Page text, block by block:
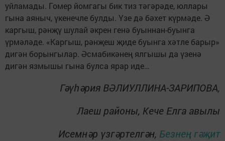
уйламады. Гомер йомгагы бик тиз тәгәрәде, юллары
гына аяныч, үкенечле булды. Үзе дә бәхет күрмәде. Ә
каргыш, рәнҗү шулай әкрен генә буыннан-буынга
үрмәләде. «Каргыш, рәнҗеш җиде буынга хәтле барыр»
дигән борынгылар. Әсмабикәнең ялгышы да үзенә
дигән язмышы гына булса ярар иде…
Гәүһәрия ВӘЛИУЛЛИНА-ЗАРИПОВА,
Лаеш районы, Кече Елга авылы
Исемнәр үзгәртелгән, Безнең гәҗит